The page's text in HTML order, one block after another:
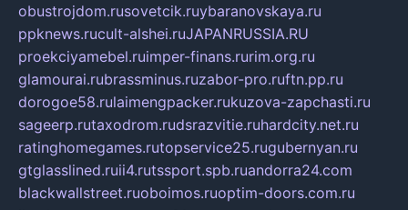
obustrojdom.rusovetcik.ruybaranovskaya.ru
ppknews.rucult-alshei.ruJAPANRUSSIA.RU
proekciyamebel.ruimper-finans.rurim.org.ru
glamourai.rubrassminus.ruzabor-pro.ruftn.pp.ru
dorogoe58.rulaimengpacker.rukuzova-zapchasti.ru
sageerp.rutaxodrom.rudsrazvitie.ruhardcity.net.ru
ratinghomegames.rutopservice25.rugubernyan.ru
gtglasslined.ruii4.rutssport.spb.ruandorra24.com
blackwallstreet.ruoboimos.ruoptim-doors.com.ru